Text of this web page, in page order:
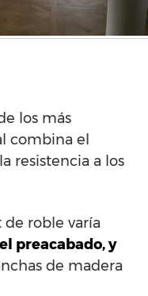
los más
combina el
resistencia a los
roble varía
preacabado, y
de madera